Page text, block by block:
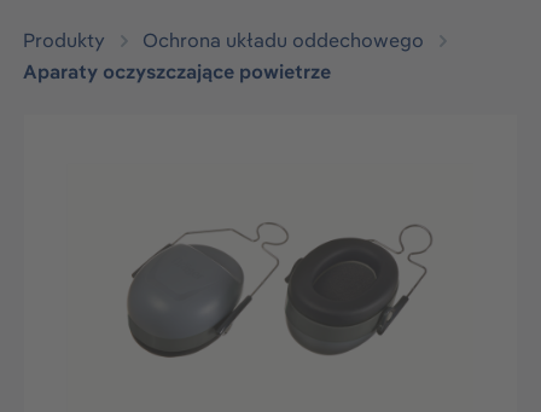
Produkty
Ochrona układu oddechowego
Aparaty oczyszczające powietrze